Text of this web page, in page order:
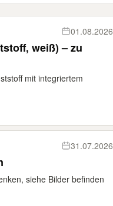
01.08.2026
weiß) – zu
mit integriertem
31.07.2026
siehe Bilder befinden